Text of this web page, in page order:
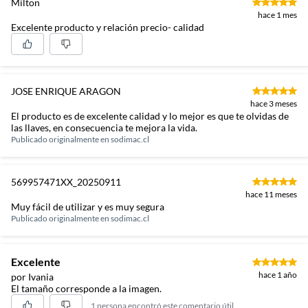
Milton
hace 1 mes
Excelente producto y relación precio- calidad
JOSE ENRIQUE ARAGON
hace 3 meses
El producto es de excelente calidad y lo mejor es que te olvidas de
las llaves, en consecuencia te mejora la vida.
Publicado originalmente en sodimac.cl
569957471XX_20250911
hace 11 meses
Muy fácil de utilizar y es muy segura
Publicado originalmente en sodimac.cl
Excelente
por Ivania hace 1 año
El tamaño corresponde a la imagen.
1 persona encontró este comentario útil.